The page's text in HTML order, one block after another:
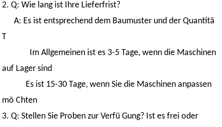
2. Q: Wie lang ist Ihre Lieferfrist?
A: Es ist entsprechend dem Baumuster und der Quantitä
T
Im Allgemeinen ist es 3-5 Tage, wenn die Maschinen
auf Lager sind
Es ist 15-30 Tage, wenn Sie die Maschinen anpassen
mö Chten
3. Q: Stellen Sie Proben zur Verfü Gung? Ist es frei oder